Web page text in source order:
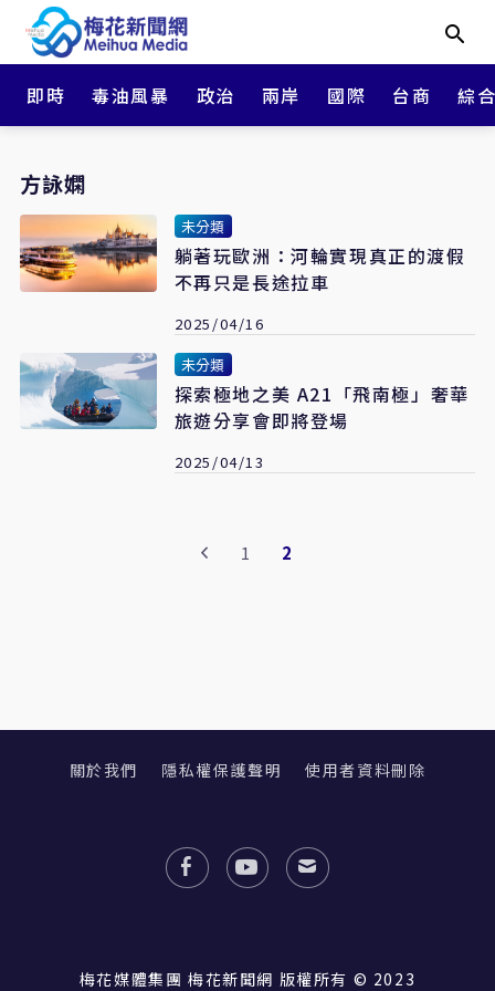
即時 毒油風暴 政治 兩岸 國際 台商 綜
方詠嫻
未分類
躺著玩歐洲：河輪實現真正的渡假
不再只是長途拉車
2025/04/16
未分類
探索極地之美 A21「飛南極」奢華
旅遊分享會即將登場
2025/04/13
1 2
關於我們 隱私權保護聲明 使用者資料刪除
梅花媒體集團 梅花新聞網 版權所有 © 2023